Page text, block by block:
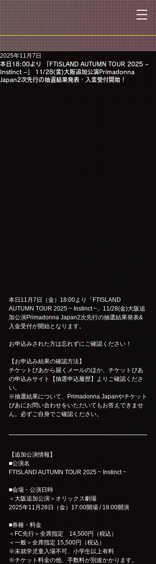
本日18:00より 「FTISLAND AUTUMN TOUR 2025 ~
Instinct ~」 11/28(金)大阪追加公演Primadonna
Japan2次先行の抽選結果発表・入金受付開始！
2025年11月7日
本日11月7日（金）18:00より「FTISLAND
AUTUMN TOUR 2025 ~ Instinct ~」11/28(金)大阪追
加公演Primadonna Japan2次先行の抽選結果発表&
入金受付が開始となります。
お申込みされた方は忘れずにご確認ください！
【お申込み結果の確認方法】
チケットぴあから届くメールのほか、チケットぴあ
の申込みサイト【抽選申込履歴】よりご確認くださ
い。
※抽選結果について、Primadonna Japanやチケット
ぴあにお問い合わせをいただいてもお答えできませ
ん。必ずご自身でご確認ください。
【追加公演情報】
■公演名
FTISLAND AUTUMN TOUR 2025 ~ Instinct ~
■会場・公演日時
＜大阪追加公演＞オリックス劇場
2025年11月28日（金）17:00開場 / 18:00開演
■券種・料金
＜FC先行＞全席指定　14,500円（税込）
＜一般＞全席指定 15,500円（税込）
※未就学児童入場不可、小学生以上有料
※チケット料金の他、手数料が別途かかります。